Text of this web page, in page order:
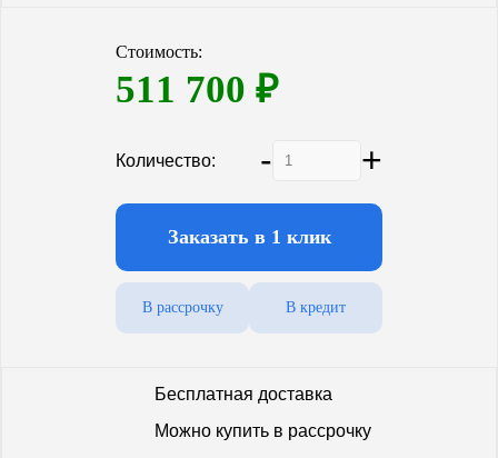
Стоимость:
511 700 ₽
Количество: - +
Заказать в 1 клик
В рассрочку В кредит
Бесплатная доставка
Можно купить в рассрочку